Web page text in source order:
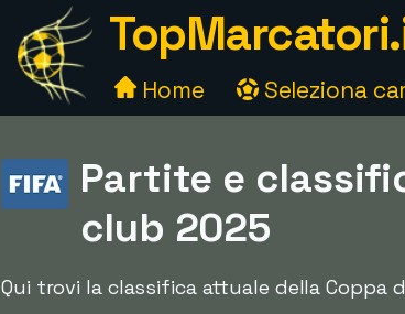
Home Seleziona
Partite e
club 2025
Qui trovi la classifica attuale della Coppa